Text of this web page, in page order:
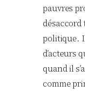
pauvres
désaccord
politique.
d’acteurs
quand il
comme